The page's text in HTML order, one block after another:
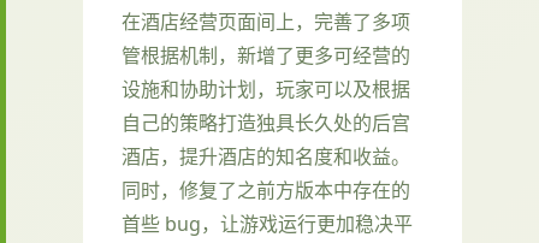
在酒店经营页面间上，完善了多项
管根据机制，新增了更多可经营的
设施和协助计划，玩家可以及根据
自己的策略打造独具长久处的后宫
酒店，提升酒店的知名度和收益。
同时，修复了之前方版本中存在的
首些 bug，让游戏运行更加稳决平